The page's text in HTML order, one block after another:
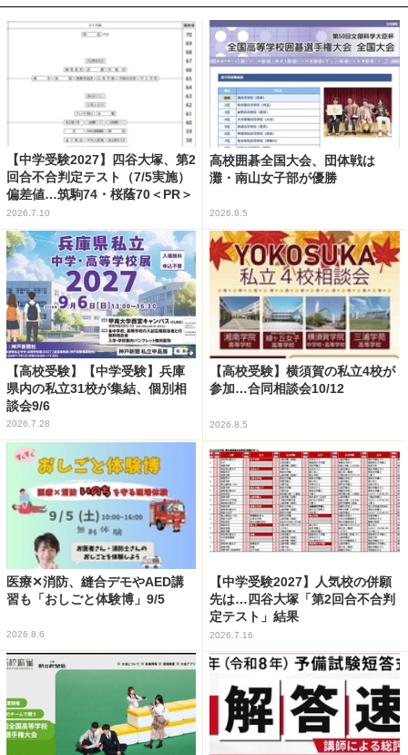
【中学受験2027】四谷大塚、第2
回合不合判定テスト（7/5実施）
偏差値…筑駒74・桜蔭70＜PR＞
2026.7.10
高校囲碁全国大会、団体戦は
灘・南山女子部が優勝
2026.8.5
【高校受験】【中学受験】兵庫
県内の私立31校が集結、個別相
談会9/6
2026.7.28
【高校受験】横須賀の私立4校が
参加…合同相談会10/12
2026.8.5
医療✕消防、縫合デモやAED講
習も「おしごと体験博」9/5
2026.8.6
【中学受験2027】人気校の併願
先は…四谷大塚「第2回合不合判
定テスト」結果
2026.7.16